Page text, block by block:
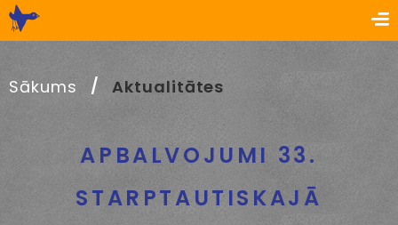
Sākums Aktualitātes
APBALVOJUMI 33.
STARPTAUTISKAJĀ